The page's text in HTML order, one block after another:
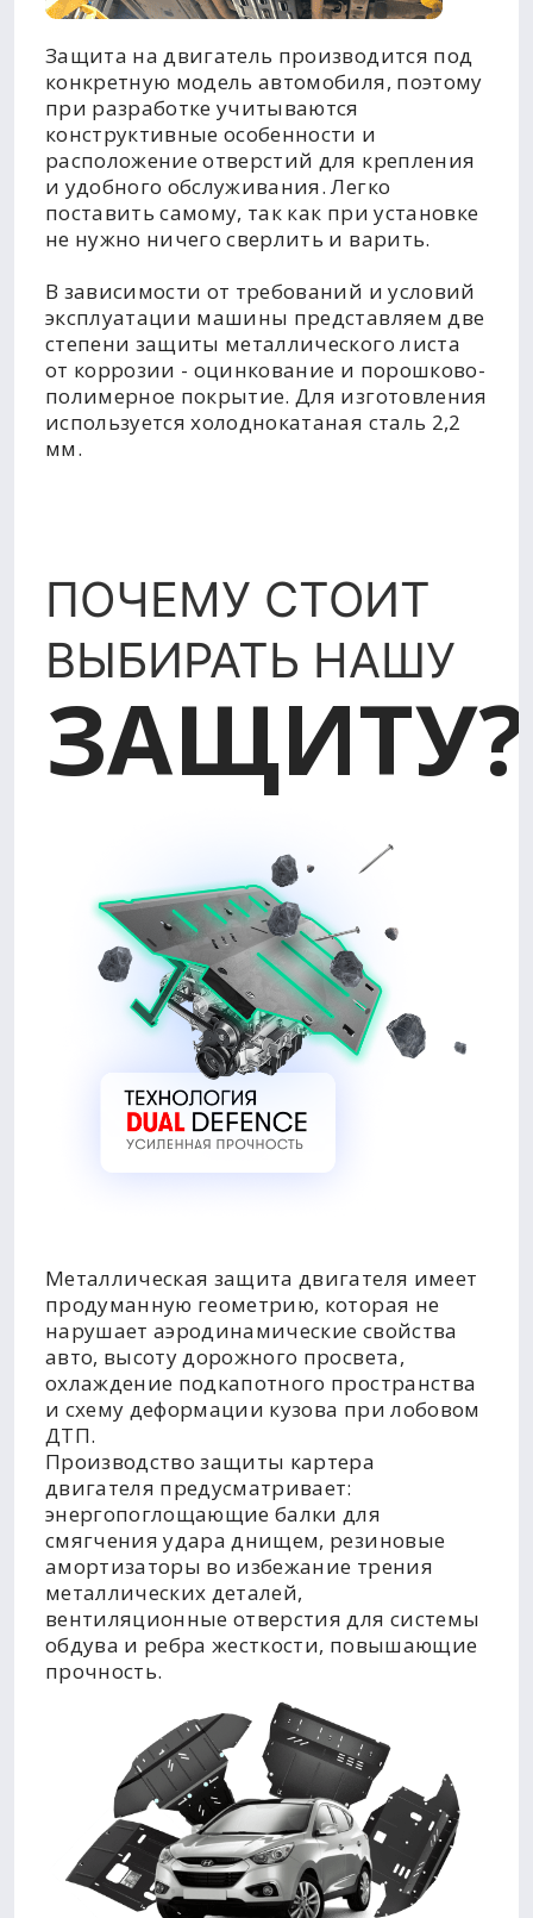
Защита на двигатель производится под
конкретную модель автомобиля, поэтому
при разработке учитываются
конструктивные особенности и
расположение отверстий для крепления
и удобного обслуживания. Легко
поставить самому, так как при установке
не нужно ничего сверлить и варить.
В зависимости от требований и условий
эксплуатации машины представляем две
степени защиты металлического листа
от коррозии - оцинкование и порошково-
полимерное покрытие. Для изготовления
используется холоднокатаная сталь 2,2
мм.
ПОЧЕМУ СТОИТ
ВЫБИРАТЬ НАШУ
ЗАЩИТУ?
Металлическая защита двигателя имеет
продуманную геометрию, которая не
нарушает аэродинамические свойства
авто, высоту дорожного просвета,
охлаждение подкапотного пространства
и схему деформации кузова при лобовом
ДТП.
Производство защиты картера
двигателя предусматривает:
энергопоглощающие балки для
смягчения удара днищем, резиновые
амортизаторы во избежание трения
металлических деталей,
вентиляционные отверстия для системы
обдува и ребра жесткости, повышающие
прочность.